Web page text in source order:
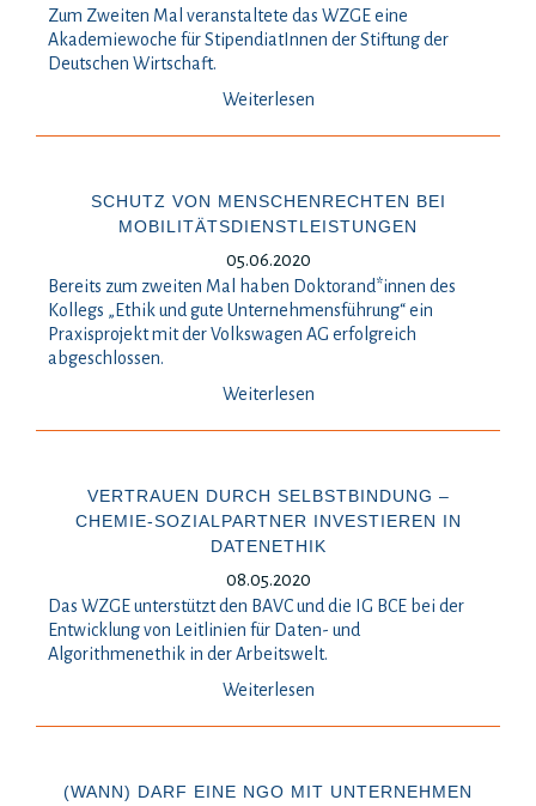
Zum Zweiten Mal veranstaltete das WZGE eine
Akademiewoche für StipendiatInnen der Stiftung der
Deutschen Wirtschaft.
Weiterlesen
SCHUTZ VON MENSCHENRECHTEN BEI
MOBILITÄTSDIENSTLEISTUNGEN
05.06.2020
Bereits zum zweiten Mal haben Doktorand*innen des
Kollegs „Ethik und gute Unternehmensführung“ ein
Praxisprojekt mit der Volkswagen AG erfolgreich
abgeschlossen.
Weiterlesen
VERTRAUEN DURCH SELBSTBINDUNG –
CHEMIE-SOZIALPARTNER INVESTIEREN IN
DATENETHIK
08.05.2020
Das WZGE unterstützt den BAVC und die IG BCE bei der
Entwicklung von Leitlinien für Daten- und
Algorithmenethik in der Arbeitswelt.
Weiterlesen
(WANN) DARF EINE NGO MIT UNTERNEHMEN